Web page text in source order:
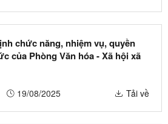
chức năng, nhiệm vụ, quyền
của Phòng Văn hóa - Xã hội xã
19/08/2025 Tải về